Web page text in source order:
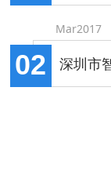
Mar2017
02